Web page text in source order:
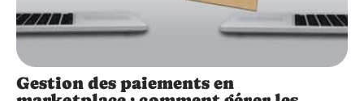
Gestion des paiements en